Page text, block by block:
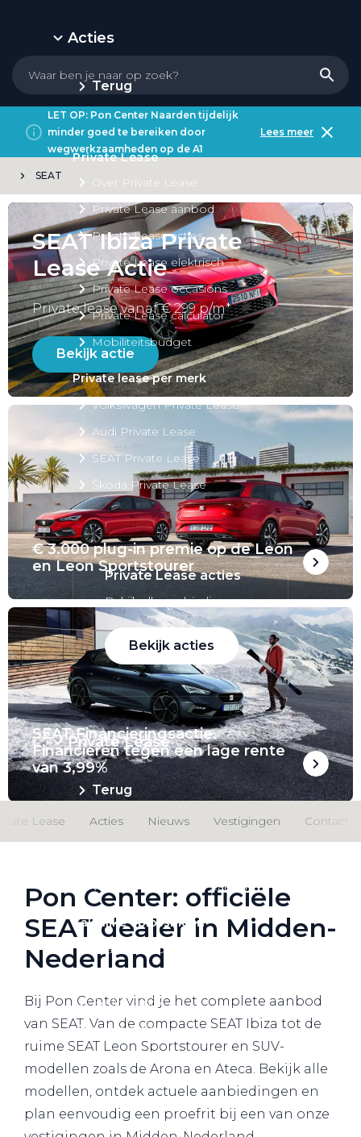
Acties
Terug
Private Lease
Over Private Lease
Private Lease aanbod
Private Lease acties
Private Lease elektrisch
Private Lease occasions
Private Lease calculator
Mobiliteitsbudget
Private lease per merk
Volkswagen Private Lease
Audi Private Lease
SEAT Private Lease
Škoda Private Lease
Private Lease acties
Bekijk alle aanbiedingen
Bekijk acties
Private Lease
Terug
Website Pon Center Zakelijk
Zakelijke oplossingen
Lease aanbod
Berijdersinfo
Lease acties
Lease a Bike
LET OP: Pon Center Naarden tijdelijk
minder goed te bereiken door
wegwerkzaamheden op de A1
Lees meer
SEAT
SEAT Ibiza Private
Lease Actie
Private lease vanaf € 299 p/m*
Bekijk actie
€ 3.000 plug-in premie op de Leon
en Leon Sportstourer
SEAT Financieringsactie.
Financieren tegen een lage rente
van 3,99%
Lease Acties Nieuws Vestigingen Contact
Pon Center: officiële
SEAT dealer in Midden-
Nederland
Bij Pon Center vind je het complete aanbod
van SEAT. Van de compacte SEAT Ibiza tot de
ruime SEAT Leon Sportstourer en SUV-
modellen zoals de Arona en Ateca. Bekijk alle
modellen, ontdek actuele aanbiedingen en
plan eenvoudig een proefrit bij een van onze